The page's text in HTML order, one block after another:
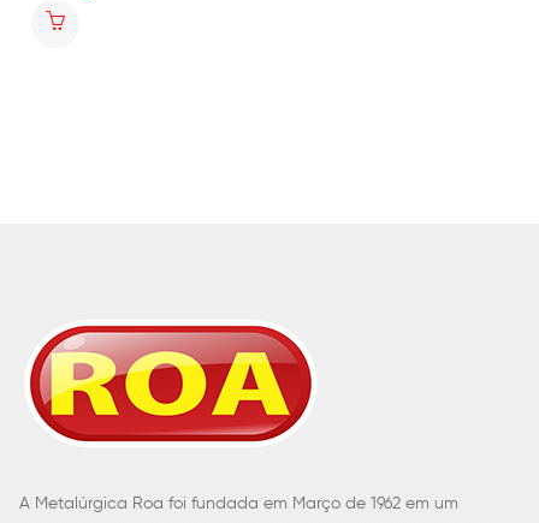
A Metalúrgica Roa foi fundada em Março de 1962 em um